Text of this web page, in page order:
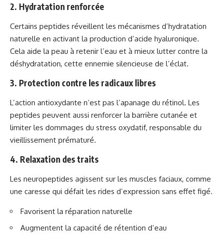
2. Hydratation renforcée
Certains peptides réveillent les mécanismes d’hydratation
naturelle en activant la production d’acide hyaluronique.
Cela aide la peau à retenir l’eau et à mieux lutter contre la
déshydratation, cette ennemie silencieuse de l’éclat.
3. Protection contre les radicaux libres
L’action antioxydante n’est pas l’apanage du rétinol. Les
peptides peuvent aussi renforcer la barrière cutanée et
limiter les dommages du stress oxydatif, responsable du
vieillissement prématuré.
4. Relaxation des traits
Les neuropeptides agissent sur les muscles faciaux, comme
une caresse qui défait les rides d’expression sans effet figé.
Favorisent la réparation naturelle
Augmentent la capacité de rétention d’eau